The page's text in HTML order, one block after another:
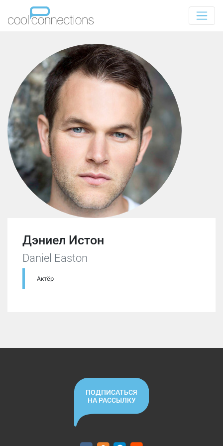
Дэниел Истон
Daniel Easton
Актёр
ПОДПИСАТЬСЯ
НА РАССЫЛКУ